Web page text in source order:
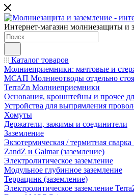
Интернет-магазин молниезащиты и
Каталог товаров
Молниеприемники: мачтовые и
МСАП Молниеотводы отдельно
TerraZn Молниеприемники
Основания, кронштейны и прочее
Устройства для выпрямления
Хомуты
Держатели, зажимы и соединители
Заземление
Экзотермическая / термитная сварка
ZandZ и Galmar (заземление)
Электролитическое заземление
Модульное глубинное заземление
Террацинк (заземление)
Электролитическое заземление